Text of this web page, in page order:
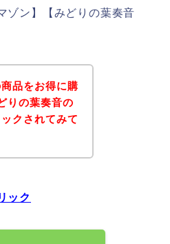
ゾン】【みどりの葉奏音
品をお得に購
りの葉奏音の
クされてみて
ック